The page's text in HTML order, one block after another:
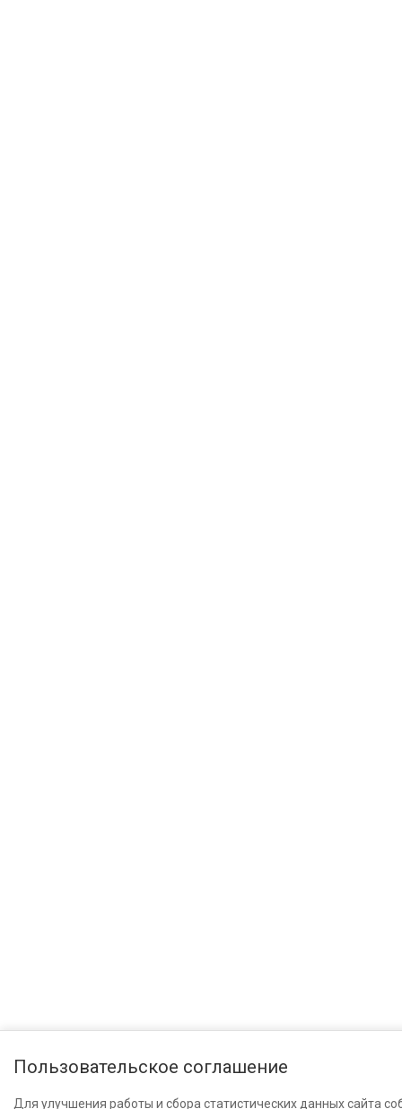
Пользовательское соглашение
Для улучшения работы и сбора статистических данных сайта